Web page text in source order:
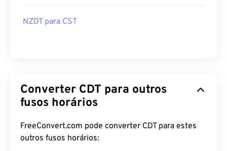
NZDT para CST
Converter CDT para outros
fusos horários
FreeConvert.com pode converter CDT para estes
outros fusos horários: